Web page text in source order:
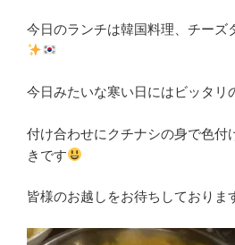
今日のランチは韓国料理、チーズ
今日みたいな寒い日にはビッタリ
付け合わせにクチナシの身で色付
きです
皆様のお越しをお待ちしておりま